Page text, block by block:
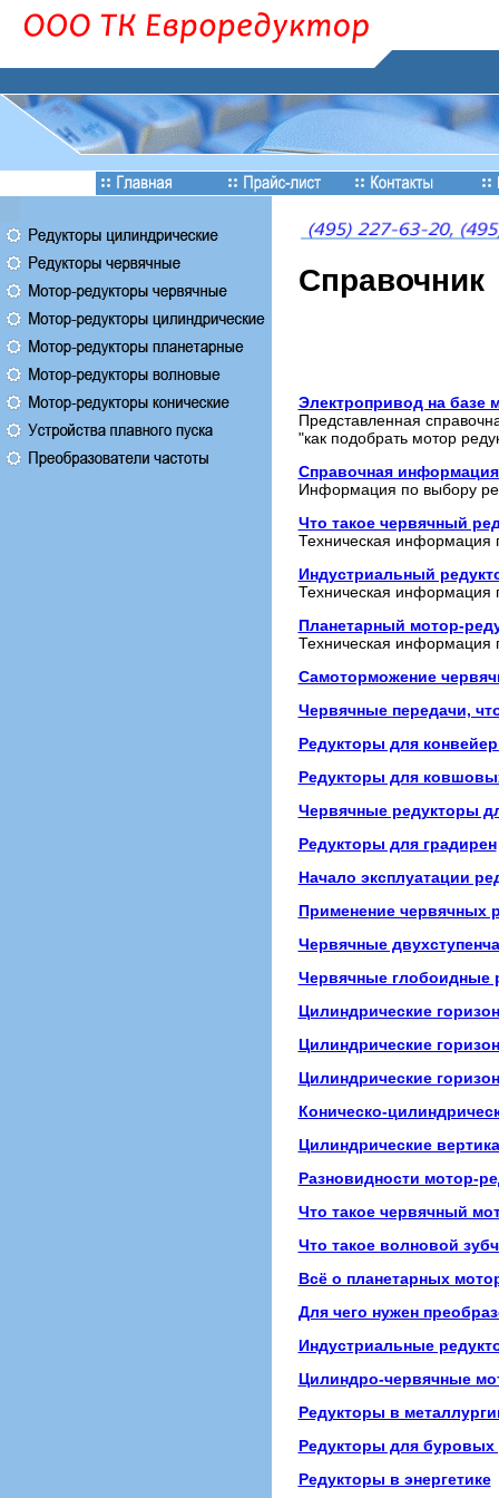
Cправочник
Электропривод на базе
Представленная
"как подобрать мотор
Справочная
Информация по выбору
Что такое червячный
Техническая информация
Индустриальный
Техническая информация
Планетарный мотор-
Техническая информация
Самоторможение
Червячные передачи,
Редукторы для
Редукторы для
Червячные редукторы
Редукторы для градирен
Начало эксплуатации
Применение червячных
Червячные
Червячные глобоидные
Цилиндрические
Цилиндрические
Цилиндрические
Коническо-
Цилиндрические
Разновидности мотор-
Что такое червячный
Что такое волновой
Всё о планетарных
Для чего нужен
Индустриальные
Цилиндро-червячные
Редукторы в
Редукторы для буровых
Редукторы в энергетике